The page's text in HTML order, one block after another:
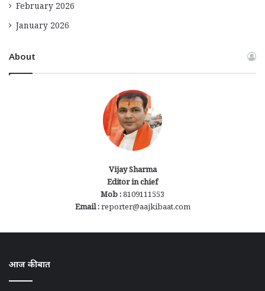
February 2026
January 2026
About
Vijay Sharma
Editor in chief
Mob :8109111553
Email :reporter@aajkibaat.com
आज की बात